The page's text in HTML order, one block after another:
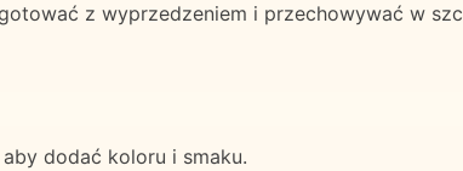
z wyprzedzeniem i przechowywać w
dodać koloru i smaku.